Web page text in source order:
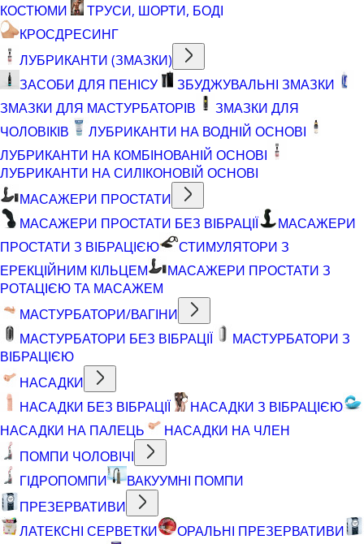
КОСТЮМИ
ТРУСИ, ШОРТИ, БОДІ
КРОСДРЕСИНГ
ЛУБРИКАНТИ (ЗМАЗКИ)
ЗАСОБИ ДЛЯ ПЕНІСУ
ЗБУДЖУВАЛЬНІ ЗМАЗКИ
ЗМАЗКИ ДЛЯ МАСТУРБАТОРІВ
ЗМАЗКИ ДЛЯ
ЧОЛОВІКІВ
ЛУБРИКАНТИ НА ВОДНІЙ ОСНОВІ
ЛУБРИКАНТИ НА КОМБІНОВАНІЙ ОСНОВІ
ЛУБРИКАНТИ НА СИЛІКОНОВІЙ ОСНОВІ
МАСАЖЕРИ ПРОСТАТИ
МАСАЖЕРИ ПРОСТАТИ БЕЗ ВІБРАЦІЇ
МАСАЖЕРИ
ПРОСТАТИ З ВІБРАЦІЄЮ
СТИМУЛЯТОРИ З
ЕРЕКЦІЙНИМ КІЛЬЦЕМ
МАСАЖЕРИ ПРОСТАТИ З
РОТАЦІЄЮ ТА МАСАЖЕМ
МАСТУРБАТОРИ/ВАГІНИ
МАСТУРБАТОРИ БЕЗ ВІБРАЦІЇ
МАСТУРБАТОРИ З
ВІБРАЦІЄЮ
НАСАДКИ
НАСАДКИ БЕЗ ВІБРАЦІЇ
НАСАДКИ З ВІБРАЦІЄЮ
НАСАДКИ НА ПАЛЕЦЬ
НАСАДКИ НА ЧЛЕН
ПОМПИ ЧОЛОВІЧІ
ГІДРОПОМПИ
ВАКУУМНІ ПОМПИ
ПРЕЗЕРВАТИВИ
ЛАТЕКСНІ СЕРВЕТКИ
ОРАЛЬНІ ПРЕЗЕРВАТИВИ